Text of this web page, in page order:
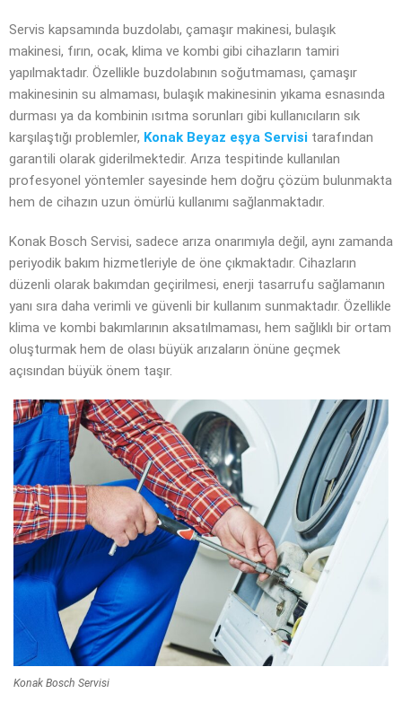
Servis kapsamında buzdolabı, çamaşır makinesi, bulaşık
makinesi, fırın, ocak, klima ve kombi gibi cihazların tamiri
yapılmaktadır. Özellikle buzdolabının soğutmaması, çamaşır
makinesinin su almaması, bulaşık makinesinin yıkama esnasında
durması ya da kombinin ısıtma sorunları gibi kullanıcıların sık
karşılaştığı problemler, Konak Beyaz eşya Servisi tarafından
garantili olarak giderilmektedir. Arıza tespitinde kullanılan
profesyonel yöntemler sayesinde hem doğru çözüm bulunmakta
hem de cihazın uzun ömürlü kullanımı sağlanmaktadır.
Konak Bosch Servisi, sadece arıza onarımıyla değil, aynı zamanda
periyodik bakım hizmetleriyle de öne çıkmaktadır. Cihazların
düzenli olarak bakımdan geçirilmesi, enerji tasarrufu sağlamanın
yanı sıra daha verimli ve güvenli bir kullanım sunmaktadır. Özellikle
klima ve kombi bakımlarının aksatılmaması, hem sağlıklı bir ortam
oluşturmak hem de olası büyük arızaların önüne geçmek
açısından büyük önem taşır.
Konak Bosch Servisi